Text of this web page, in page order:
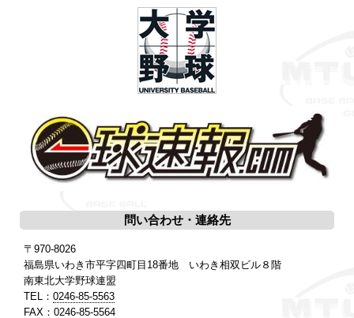
問い合わせ・連絡先
〒970-8026
福島県いわき市平字四町目18番地 いわき相双ビル８階
南東北大学野球連盟
TEL： 0246-85-5563
FAX：0246-85-5564